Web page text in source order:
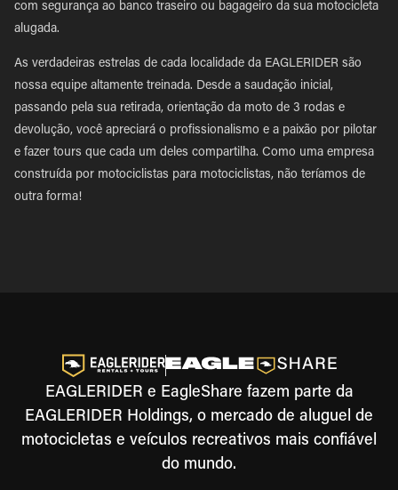
com segurança ao banco traseiro ou bagageiro da sua motocicleta
alugada.
As verdadeiras estrelas de cada localidade da EAGLERIDER são
nossa equipe altamente treinada. Desde a saudação inicial,
passando pela sua retirada, orientação da moto de 3 rodas e
devolução, você apreciará o profissionalismo e a paixão por pilotar
e fazer tours que cada um deles compartilha. Como uma empresa
construída por motociclistas para motociclistas, não teríamos de
outra forma!
EAGLERIDER e EagleShare fazem parte da
EAGLERIDER Holdings, o mercado de aluguel de
motocicletas e veículos recreativos mais confiável
do mundo.